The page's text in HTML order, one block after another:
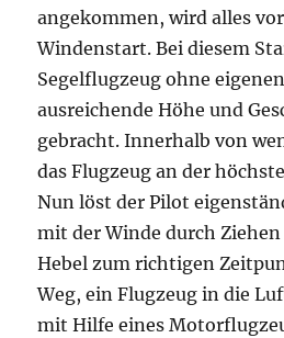
angekommen, wird alles
Windenstart. Bei diesem
Segelflugzeug ohne
ausreichende Höhe und
gebracht. Innerhalb von
das Flugzeug an der
Nun löst der Pilot
mit der Winde durch
Hebel zum richtigen
Weg, ein Flugzeug in die
mit Hilfe eines